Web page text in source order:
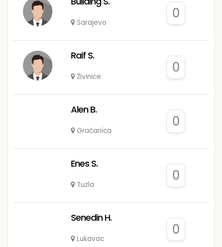
Sarajevo
0
Raif S.
Živinice
0
Alen B.
Gračanica
0
Enes S.
Tuzla
0
Senedin H.
Lukavac
0